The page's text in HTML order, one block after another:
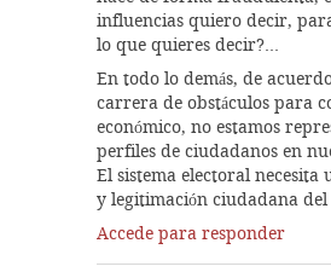
influencias quiero decir,
lo que quieres decir?…
En todo lo demás, de
carrera de obstáculos para
económico, no estamos
perfiles de ciudadanos en
El sistema electoral
y legitimación ciudadana
Accede para responder